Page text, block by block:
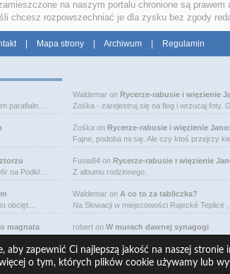
na naszym portalu chronione są
chcesz rozpowszechniać je dla zysku bez zgody
Mapa strony Archiwum Regulamin
parafialn…
na Podkl…
obcięt…
magnata
Waldemar on Rycerze-rabusie i więzienie
Zośka - zarejestruj się na flog i wrzucaj foty.
Zośka on Rycerze-rabusie i więzienie
Fajne, podoba mi się. Ale czy ktoś przejrzy
Fusia84 on Rycerze-rabusie i więzienie
Z albumu rodzinnego.
Waldemar on A co to za tabliczka?
Na Słowacji w miejscowości Rajecké Teplice
robert on W murach dawnej synagogi
aby zapewnić Ci najlepszą jakość na naszej stronie
o tym, których plików cookie używamy lub